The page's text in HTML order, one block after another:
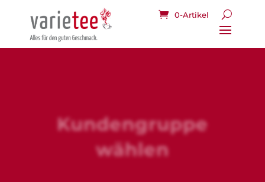
0-Artikel
Kundengruppe
wählen